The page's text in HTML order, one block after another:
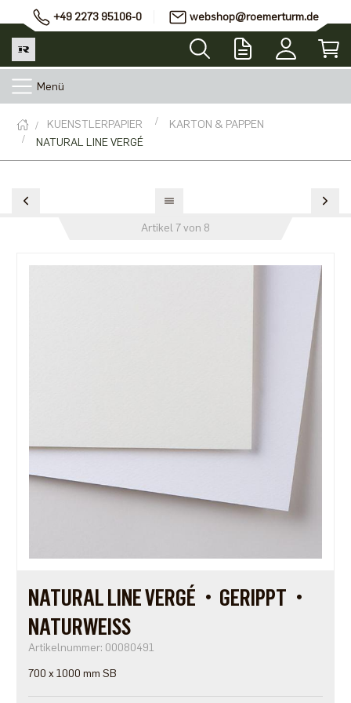
+49 2273 95106-0 webshop@roemerturm.de
Menü
KUENSTLERPAPIER
KARTON & PAPPEN
NATURAL LINE VERGÉ
Artikel 7 von 8
NATURAL LINE VERGÉ・GERIPPT・
NATURWEISS
Artikelnummer: 00080491
700 x 1000 mm SB